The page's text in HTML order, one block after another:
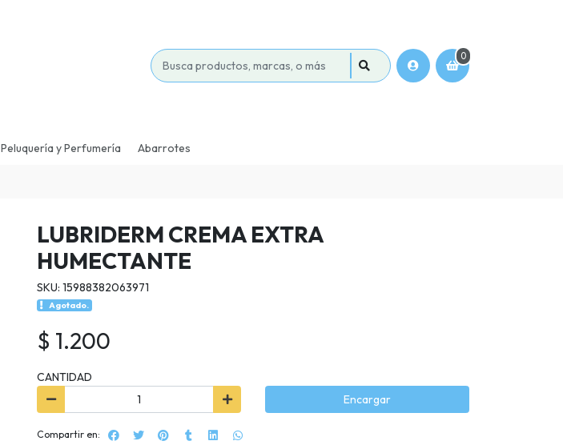
0
Peluquería y Perfumería Abarrotes
LUBRIDERM CREMA EXTRA
HUMECTANTE
SKU: 15988382063971
Agotado.
$ 1.200
CANTIDAD
Encargar
Compartir en: